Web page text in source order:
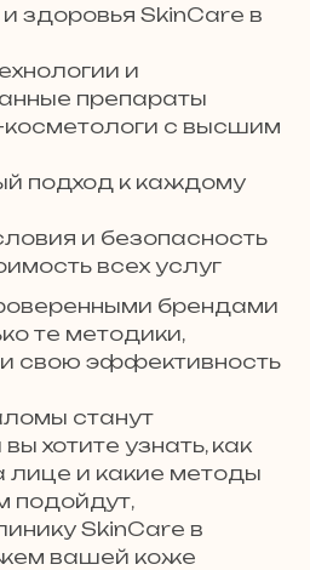
здоровья SkinCare в
и
препараты
с высшим
подход к каждому
и безопасность
всех услуг
брендами
те методики,
свою эффективность
станут
хотите узнать, как
лице и какие методы
подойдут,
SkinCare в
вашей коже